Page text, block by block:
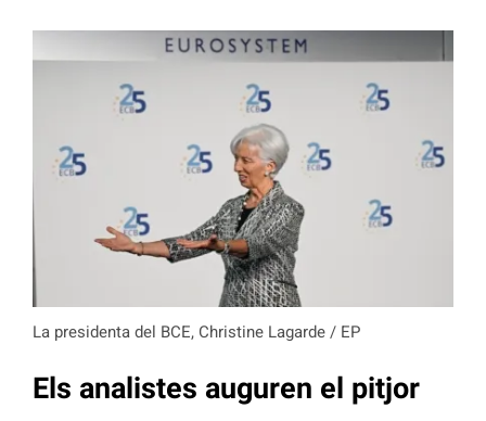
La presidenta del BCE, Christine Lagarde / EP
Els analistes auguren el pitjor